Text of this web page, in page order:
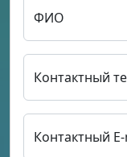
ФИО
Контактный
Контактный